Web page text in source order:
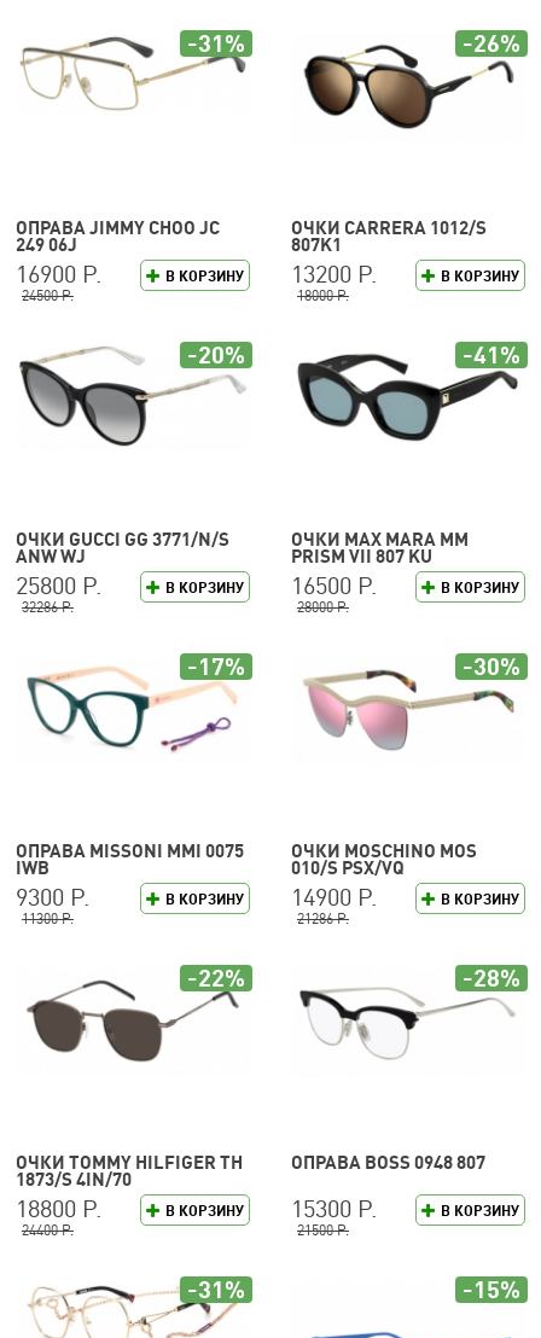
ОПРАВА JIMMY CHOO JC
249 06J
В КОРЗИНУ
16900 Р.
24500 Р.
-31%
ОЧКИ CARRERA 1012/S
807K1
В КОРЗИНУ
13200 Р.
18000 Р.
-26%
ОЧКИ GUCCI GG 3771/N/S
ANW WJ
В КОРЗИНУ
25800 Р.
32286 Р.
-20%
ОЧКИ MAX MARA MM
PRISM VII 807 KU
В КОРЗИНУ
16500 Р.
28000 Р.
-41%
ОПРАВА MISSONI MMI 0075
IWB
В КОРЗИНУ
9300 Р.
11300 Р.
-17%
ОЧКИ MOSCHINO MOS
010/S PSX/VQ
В КОРЗИНУ
14900 Р.
21286 Р.
-30%
ОЧКИ TOMMY HILFIGER TH
1873/S 4IN/70
В КОРЗИНУ
18800 Р.
24400 Р.
-22%
ОПРАВА BOSS 0948 807
В КОРЗИНУ
15300 Р.
21500 Р.
-28%
-31% -15%